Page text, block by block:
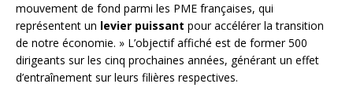
mouvement de fond parmi les PME françaises, qui
représentent un levier puissant pour accélérer la transition
de notre économie. » L’objectif affiché est de former 500
dirigeants sur les cinq prochaines années, générant un effet
d’entraînement sur leurs filières respectives.